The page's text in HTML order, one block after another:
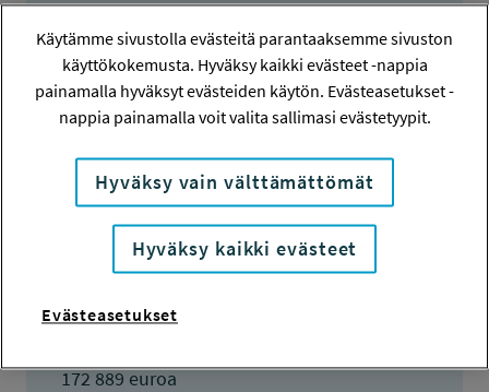
Tampereen korkeakoulusäätiö sr
LISÄTIETOJA
Tuija Koivunen
tuija.koivunen@tuni.fi
1.9.2022 - 31.8.2024
TYÖSUOJELURAHASTON PÄÄTÖS
26.4.2022
172 889 euroa
Käytämme sivustolla evästeitä parantaaksemme sivuston
käyttökokemusta. Hyväksy kaikki evästeet -nappia
painamalla hyväksyt evästeiden käytön. Evästeasetukset -
nappia painamalla voit valita sallimasi evästetyypit.
Hyväksy vain välttämättömät
Hyväksy kaikki evästeet
Evästeasetukset